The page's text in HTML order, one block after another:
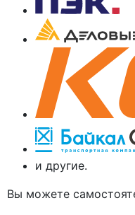
и другие.
Вы можете